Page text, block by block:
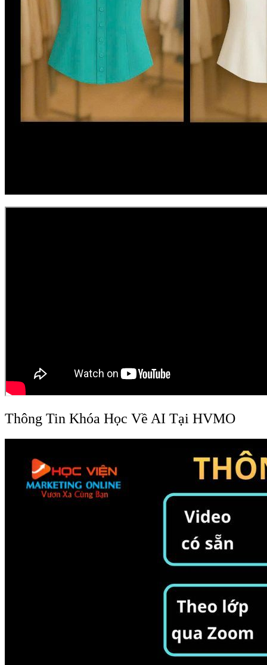
Thông Tin Khóa Học Về AI Tại HVMO